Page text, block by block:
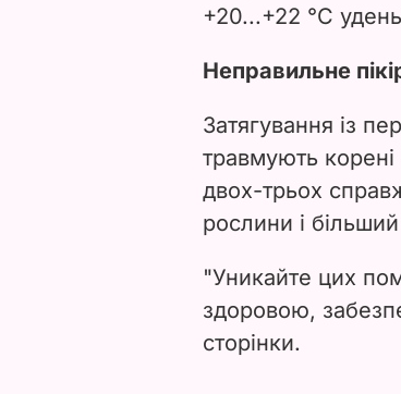
+20...+22 °C
Неправильне
Затягування із
травмують корені
двох-трьох
рослини і
"Уникайте цих
здоровою,
сторінки.